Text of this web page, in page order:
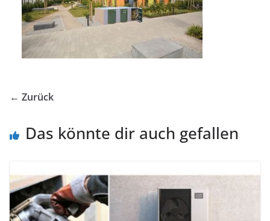
← Zurück
Das könnte dir auch gefallen